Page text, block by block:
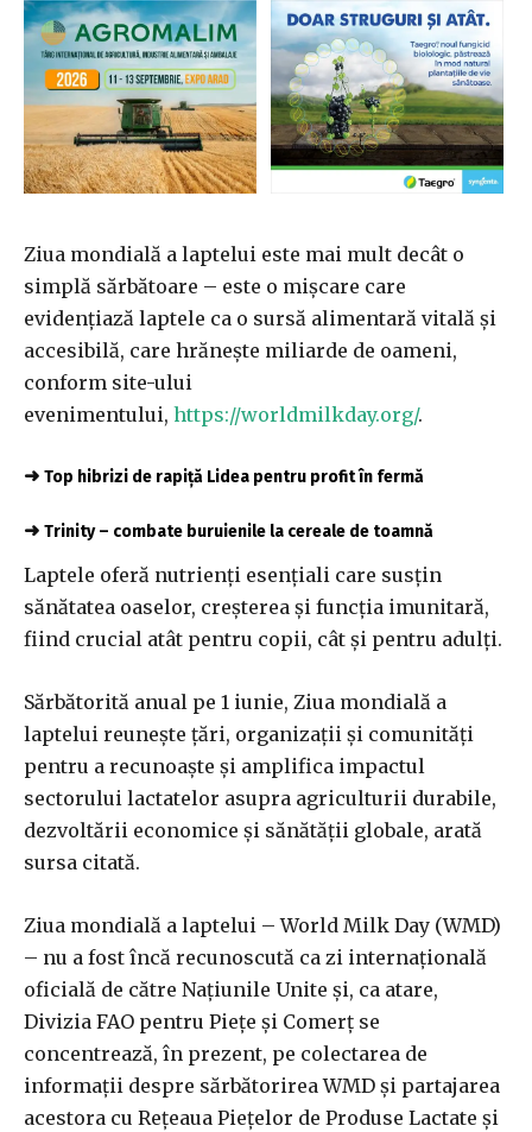
Ziua mondială a laptelui este mai mult decât o
simplă sărbătoare – este o mișcare care
evidențiază laptele ca o sursă alimentară vitală și
accesibilă, care hrănește miliarde de oameni,
conform site-ului
evenimentului, https://worldmilkday.org/.
➜ Top hibrizi de rapiță Lidea pentru profit în fermă
➜ Trinity – combate buruienile la cereale de toamnă
Laptele oferă nutrienți esențiali care susțin
sănătatea oaselor, creșterea și funcția imunitară,
fiind crucial atât pentru copii, cât și pentru adulți.
Sărbătorită anual pe 1 iunie, Ziua mondială a
laptelui reunește țări, organizații și comunități
pentru a recunoaște și amplifica impactul
sectorului lactatelor asupra agriculturii durabile,
dezvoltării economice și sănătății globale, arată
sursa citată.
Ziua mondială a laptelui – World Milk Day (WMD)
– nu a fost încă recunoscută ca zi internațională
oficială de către Națiunile Unite și, ca atare,
Divizia FAO pentru Piețe și Comerț se
concentrează, în prezent, pe colectarea de
informații despre sărbătorirea WMD și partajarea
acestora cu Rețeaua Piețelor de Produse Lactate și